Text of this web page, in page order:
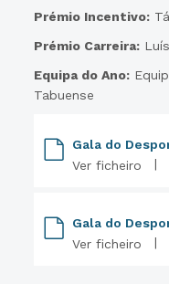
Prémio Incentivo:
Prémio Carreira:
Equipa do Ano:
Tabuense
Gala do Desporto |
Ver ficheiro
|
Gala do
Ver ficheiro
|